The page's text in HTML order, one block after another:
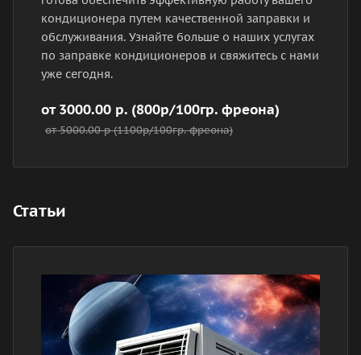
кондиционера путем качественной заправки и
обслуживания. Узнайте больше о наших услугах
по заправке кондиционеров и свяжитесь с нами
уже сегодня.
от 3000.00 р. (800р/100гр. фреона)
от 5000.00 р (1100р/100гр. фреона)
Статьи